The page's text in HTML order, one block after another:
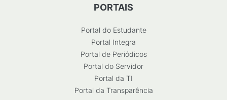
PORTAIS
Portal do Estudante
Portal Integra
Portal de Periódicos
Portal do Servidor
Portal da TI
Portal da Transparência